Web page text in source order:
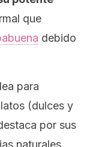
que
debido
para
(dulces y
por sus
naturales.